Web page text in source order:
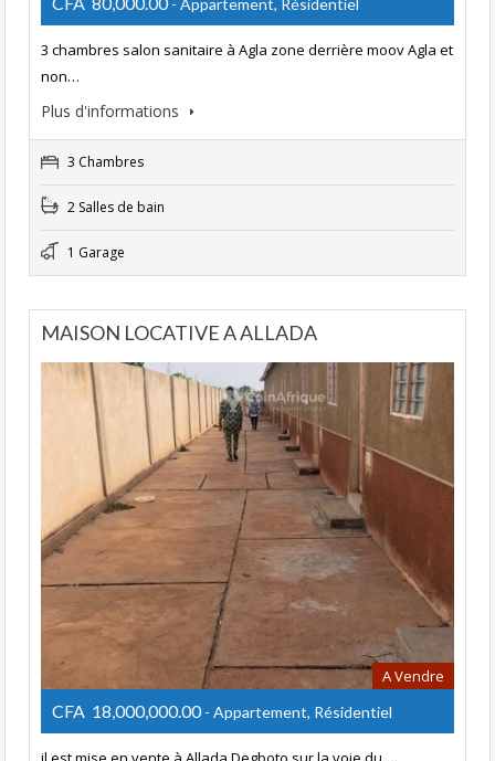
3 chambres salon sanitaire à Agla zone derrière moov Agla et
non…
Plus d'informations
3 Chambres
2 Salles de bain
1 Garage
MAISON LOCATIVE A ALLADA
A Vendre
CFA 18,000,000.00- Appartement, Résidentiel